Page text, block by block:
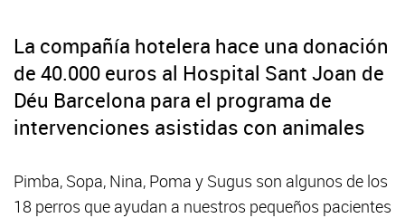
La compañía hotelera hace una donación
de 40.000 euros al Hospital Sant Joan de
Déu Barcelona para el programa de
intervenciones asistidas con animales
Pimba, Sopa, Nina, Poma y Sugus son algunos de los
18 perros que ayudan a nuestros pequeños pacientes